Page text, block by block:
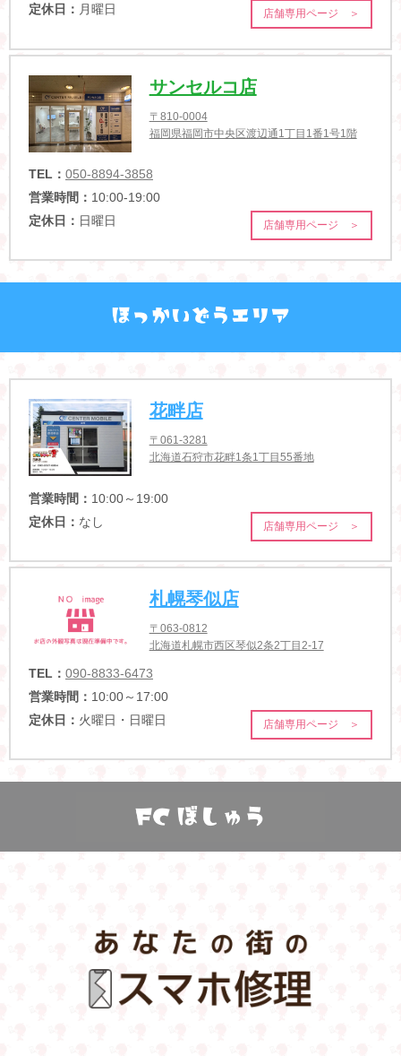
定休日： 月曜日 店舗専用ページ ＞
サンセルコ店
〒810-0004
福岡県福岡市中央区渡辺通1丁目1番1号1階
TEL： 050-8894-3858
営業時間： 10:00-19:00
定休日： 日曜日 店舗専用ページ ＞
花畔店
〒061-3281
北海道石狩市花畔1条1丁目55番地
営業時間： 10:00～19:00
定休日： なし 店舗専用ページ ＞
札幌琴似店
〒063-0812
北海道札幌市西区琴似2条2丁目2-17
TEL： 090-8833-6473
営業時間： 10:00～17:00
定休日： 火曜日・日曜日 店舗専用ページ ＞